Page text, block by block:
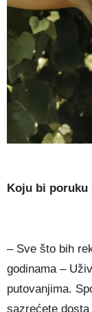
Koju bi
– Sve što bih
godinama –
putovanjima.
sazrećete